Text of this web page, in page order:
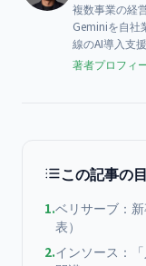
複数事業の経
Geminiを自社
線のAI導入支
著者プロフィ
この記事の
1.ベリサーブ：
表）
2.インソース：